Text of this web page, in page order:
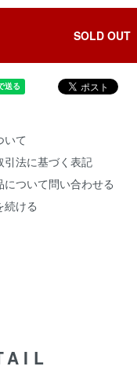
SOLD OUT
いて
引法に基づく表記
について問い合わせる
続ける